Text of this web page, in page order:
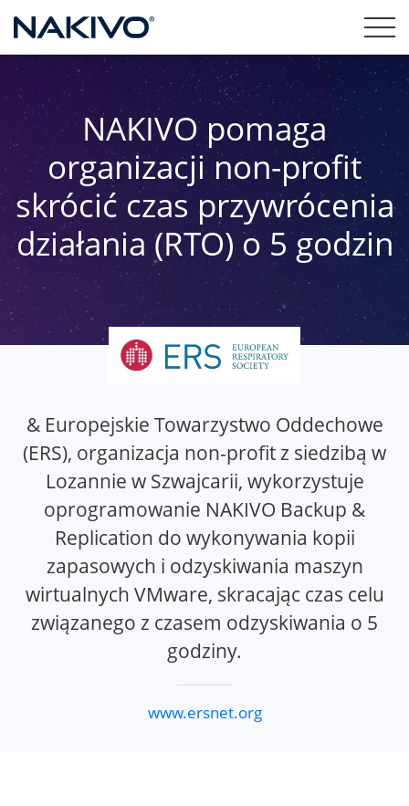
NAKIVO pomaga
organizacji non-profit
skrócić czas przywrócenia
działania (RTO) o 5 godzin
& Europejskie Towarzystwo Oddechowe
(ERS), organizacja non-profit z siedzibą w
Lozannie w Szwajcarii, wykorzystuje
oprogramowanie NAKIVO Backup &
Replication do wykonywania kopii
zapasowych i odzyskiwania maszyn
wirtualnych VMware, skracając czas celu
związanego z czasem odzyskiwania o 5
godziny.
www.ersnet.org